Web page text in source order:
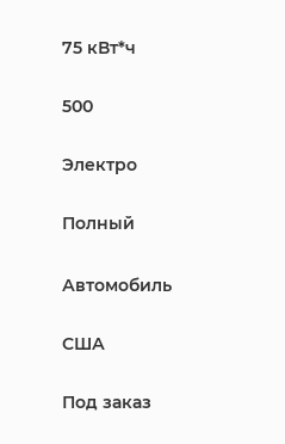
75 кВт*ч
500
Электро
Полный
Автомобиль
США
Под заказ